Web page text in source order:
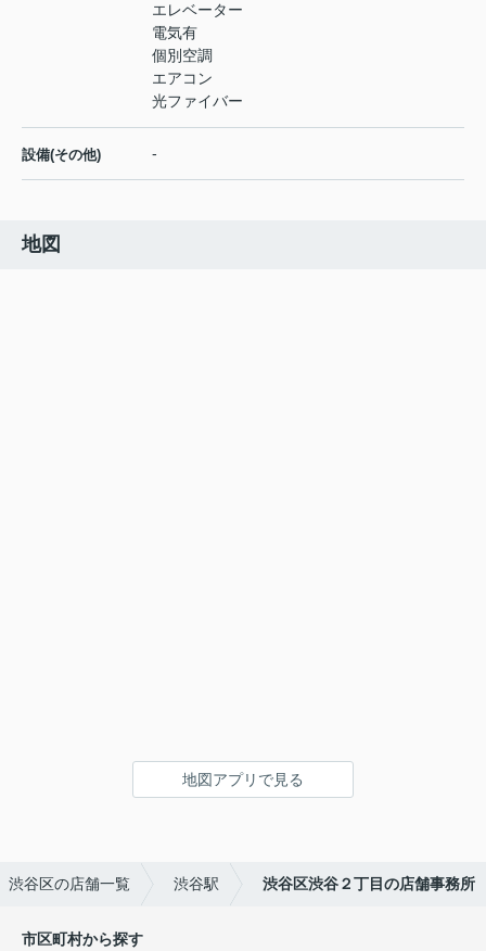
エレベーター
電気有
個別空調
エアコン
光ファイバー
設備(その他) -
地図
地図アプリで見る
渋谷区の店舗一覧 渋谷駅 渋谷区渋谷２丁目の店舗事務所
市区町村から探す